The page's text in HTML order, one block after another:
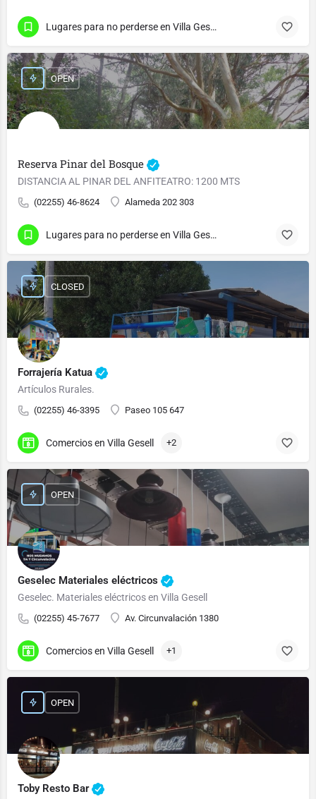
Lugares para no perderse en Villa Gesell
Reserva Pinar del Bosque
DISTANCIA AL PINAR DEL ANFITEATRO: 1200 MTS
(02255) 46-8624 Alameda 202 303
OPEN
Lugares para no perderse en Villa Gesell
Forrajería Katua
Artículos Rurales.
(02255) 46-3395 Paseo 105 647
CLOSED
Comercios en Villa Gesell +2
Geselec Materiales eléctricos
Geselec. Materiales eléctricos en Villa Gesell
(02255) 45-7677 Av. Circunvalación 1380
OPEN
Comercios en Villa Gesell +1
Toby Resto Bar
OPEN